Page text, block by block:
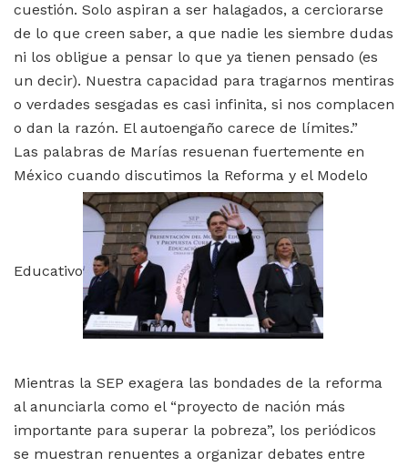
cuestión. Solo aspiran a ser halagados, a cerciorarse
de lo que creen saber, a que nadie les siembre dudas
ni los obligue a pensar lo que ya tienen pensado (es
un decir). Nuestra capacidad para tragarnos mentiras
o verdades sesgadas es casi infinita, si nos complacen
o dan la razón. El autoengaño carece de límites.”
Las palabras de Marías resuenan fuertemente en
México cuando discutimos la Reforma y el Modelo
Educativo
Mientras la SEP exagera las bondades de la reforma
al anunciarla como el “proyecto de nación más
importante para superar la pobreza”, los periódicos
se muestran renuentes a organizar debates entre